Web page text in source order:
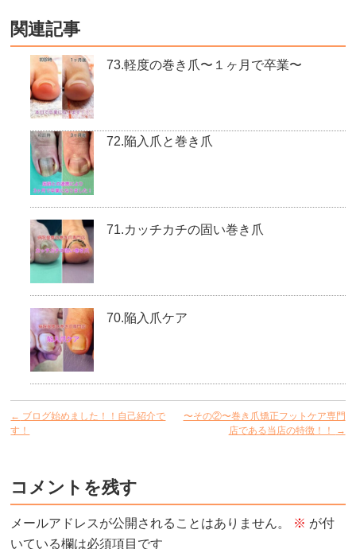
関連記事
73.軽度の巻き爪〜１ヶ月で卒業〜
72.陥入爪と巻き爪
71.カッチカチの固い巻き爪
70.陥入爪ケア
← ブログ始めました！！自己紹介で
す！
〜その②〜巻き爪矯正フットケア専門
店である当店の特徴！！
→
コメントを残す
メールアドレスが公開されることはありません。 ※ が付
いている欄は必須項目です